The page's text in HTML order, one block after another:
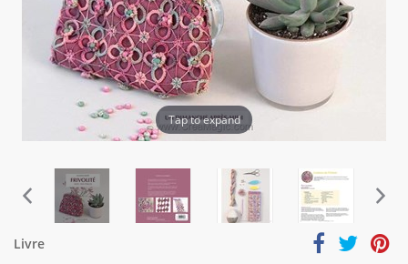
Tap to expand
Livre